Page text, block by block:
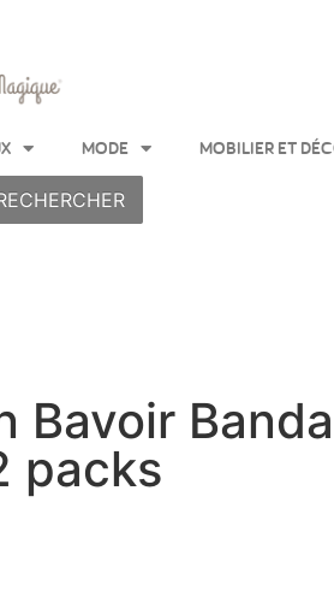
MODE MOBILIER ET
Bavoir
packs